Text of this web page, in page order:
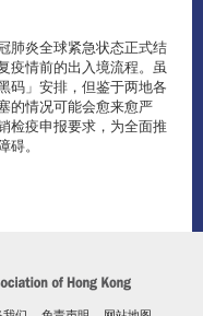
肺炎全球紧急状态正式结
疫情前的出入境流程。虽
码」安排，但鉴于两地各
的情况可能会愈来愈严
检疫申报要求，为全面推
。